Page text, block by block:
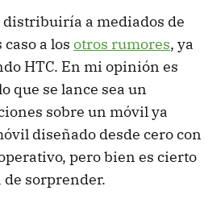
distribuiría a mediados de
a los otros rumores, ya
HTC. En mi opinión es
que se lance sea un
sobre un móvil ya
diseñado desde cero con
pero bien es cierto
de sorprender.